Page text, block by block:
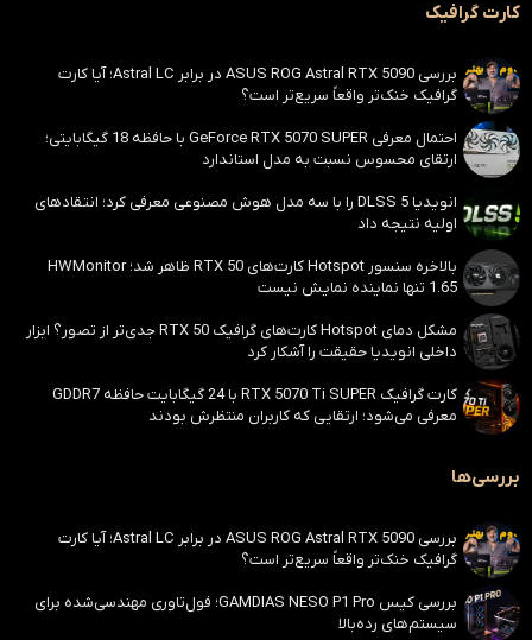
کارت گرافیک
بررسی ASUS ROG Astral RTX 5090 در برابر Astral LC؛ آیا کارت
گرافیک خنک‌تر واقعاً سریع‌تر است؟
احتمال معرفی GeForce RTX 5070 SUPER با حافظه 18 گیگابایتی؛
ارتقای محسوس نسبت به مدل استاندارد
انویدیا DLSS 5 را با سه مدل هوش مصنوعی معرفی کرد؛ انتقادهای
اولیه نتیجه داد
بالاخره سنسور Hotspot کارت‌های RTX 50 ظاهر شد؛ HWMonitor
1.65 تنها نماینده نمایش نیست
مشکل دمای Hotspot کارت‌های گرافیک RTX 50 جدی‌تر از تصور؟ ابزار
داخلی انویدیا حقیقت را آشکار کرد
کارت گرافیک RTX 5070 Ti SUPER با 24 گیگابایت حافظه GDDR7
معرفی می‌شود؛ ارتقایی که کاربران منتظرش بودند
بررسی‌ها
بررسی ASUS ROG Astral RTX 5090 در برابر Astral LC؛ آیا کارت
گرافیک خنک‌تر واقعاً سریع‌تر است؟
بررسی کیس GAMDIAS NESO P1 Pro؛ فول‌تاوری مهندسی‌شده برای
سیستم‌های رده‌بالا